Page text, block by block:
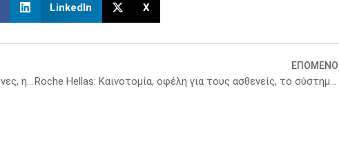
LinkedIn X
Healthcare Transformation – Μ. Τριποδιανός: Χωρίς κανόνες, η καινοτομία δεν φτάνει στον ασθενή [βίντεο]
ΕΠΟΜΕΝΟ
Roche Hellas: Καινοτομία, οφέλη για τους ασθενείς, το σύστημα υγείας και την οικονομία